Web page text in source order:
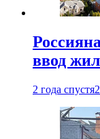
ввод
2 года спустя